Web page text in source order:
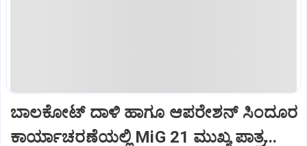
ಬಾಲಕೋಟ್‌ ದಾಳಿ ಹಾಗೂ ಆಪರೇಶನ್‌ ಸಿಂದೂರ
ಕಾರ್ಯಾಚರಣೆಯಲ್ಲಿ MiG 21 ಮುಖ್ಯ ಪಾತ್ರ...